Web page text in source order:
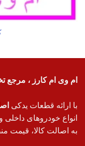
ام وی ام کارز ، مرجع
با ارائه قطعات یدکی
انواع خودروهای
به اصالت کالا، قیمت